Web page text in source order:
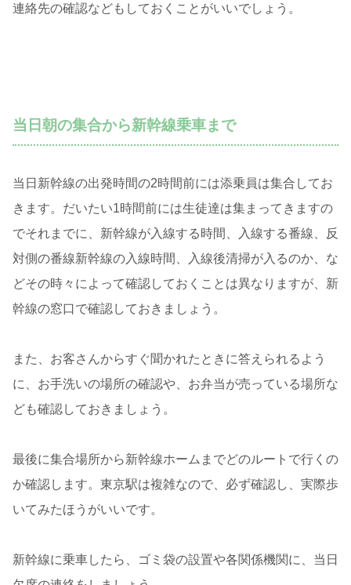
連絡先の確認などもしておくことがいいでしょう。
当日朝の集合から新幹線乗車まで
当日新幹線の出発時間の2時間前には添乗員は集合してお
きます。だいたい1時間前には生徒達は集まってきますの
でそれまでに、新幹線が入線する時間、入線する番線、反
対側の番線新幹線の入線時間、入線後清掃が入るのか、な
どその時々によって確認しておくことは異なりますが、新
幹線の窓口で確認しておきましょう。
また、お客さんからすぐ聞かれたときに答えられるよう
に、お手洗いの場所の確認や、お弁当が売っている場所な
ども確認しておきましょう。
最後に集合場所から新幹線ホームまでどのルートで行くの
か確認します。東京駅は複雑なので、必ず確認し、実際歩
いてみたほうがいいです。
新幹線に乗車したら、ゴミ袋の設置や各関係機関に、当日